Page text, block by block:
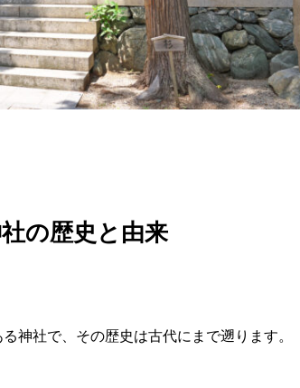
の歴史と由来
神社で、その歴史は古代にまで遡ります。